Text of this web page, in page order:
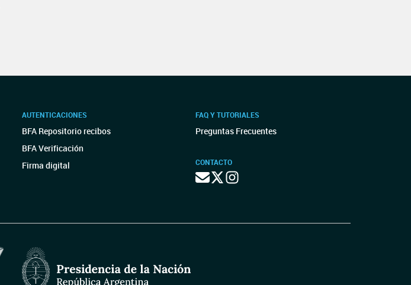
AUTENTICACIONES
BFA Repositorio recibos
BFA Verificación
Firma digital
FAQ Y TUTORIALES
Preguntas Frecuentes
CONTACTO